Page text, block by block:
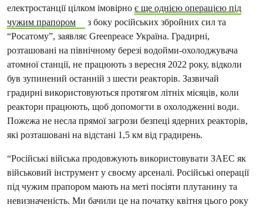
електростанції цілком імовірно є ще однією операцією під
чужим прапором
з боку російських збройних сил та
“Росатому”, заявляє Greenpeace Україна. Градирні,
розташовані на північному березі водойми-охолоджувача
атомної станції, не працюють з вересня 2022 року, відколи
був зупинений останній з шести реакторів. Зазвичай
градирні використовуються протягом літніх місяців, коли
реактори працюють, щоб допомогти в охолодженні води.
Пожежа не несла прямої загрози безпеці ядерних реакторів,
які розташовані на відстані 1,5 км від градирень.
“Російські війська продовжують використовувати ЗАЕС як
військовий інструмент у своєму арсеналі. Російські операції
під чужим прапором мають на меті посіяти плутанину та
невизначеність. Ми бачили це на початку квітня цього року